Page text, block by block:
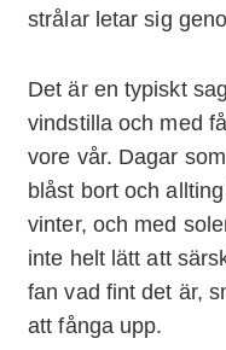
strålar letar sig
Det är en typiskt
vindstilla och med
vore vår. Dagar
blåst bort och
vinter, och med
inte helt lätt att
fan vad fint det är,
att fånga upp.